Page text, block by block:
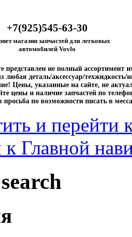
+7(925)545-63-30
магазин запчастей для легковых
автомобилей Vovlo
представлен не полный ассортимент
любая деталь/аксессуар/техжидкость/
Цены, указанные на сайте, не
цены и наличие запчастей по
просьба по возможности писать в
и перейти
к Главной